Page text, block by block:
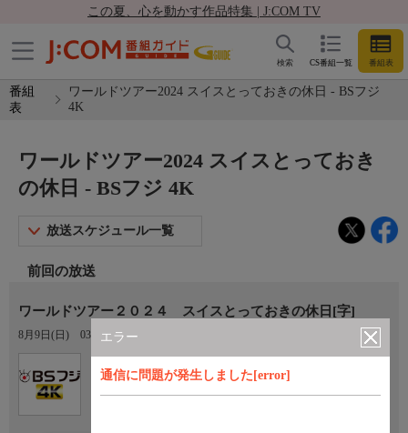
この夏、心を動かす作品特集 | J:COM TV
CS番組一覧 番組表
検索
番組
表
ワールドツアー2024 スイスとっておきの休日 - BSフジ
4K
エラー
通信に問題が発生しました[error]
ワールドツアー2024 スイスとっておき
の休日 - BSフジ 4K
放送スケジュール一覧
前回の放送
ワールドツアー２０２４ スイスとっておきの休日[字]
8月9日(日) 03:00〜04:00
BSフジ 4K